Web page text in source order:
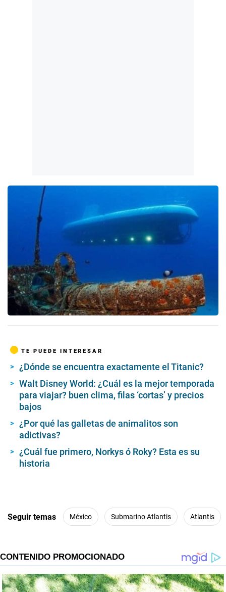
TE PUEDE INTERESAR
¿Dónde se encuentra exactamente el Titanic?
Walt Disney World: ¿Cuál es la mejor temporada
para viajar? buen clima, filas ‘cortas’ y precios
bajos
¿Por qué las galletas de animalitos son
adictivas?
¿Cuál fue primero, Norkys ó Roky? Esta es su
historia
Seguir temas México Submarino Atlantis Atlantis